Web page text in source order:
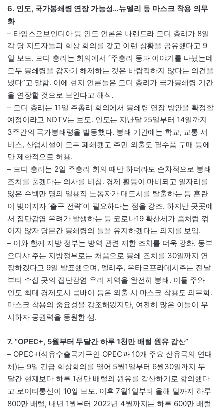
6. 인도, 국가봉쇄령 연장 가능성…뉴델리 등 마스크 착용 의무
화
– 타임스오브인디아 등 인도 언론은 나렌드라 모디 총리가 8일
각 당 지도자들과 화상 회의를 갖고 이런 상황을 공유했다고 9
일 보도. 모디 총리는 회의에서 “주총리 등과 이야기를 나눴는데
모두 봉쇄령을 갑자기 해제하는 것은 바람직하지 않다는 의견을
냈다”고 말함. 이에 현지 언론들은 모디 총리가 국가봉쇄령 기간
을 연장할 것으로 보인다고 해석.
– 모디 총리는 11일 주총리 회의에서 봉쇄령 연장 방안을 확정할
예정이라고 NDTV는 보도. 인도는 지난달 25일부터 14일까지
3주간의 국가봉쇄령을 발동했다. 봉쇄 기간에는 학교, 교통 서
비스, 산업시설이 모두 폐쇄됐고 주민 외출도 필수품 구매 등에
만 제한적으로 허용.
– 모디 총리는 2일 주총리 회의 때만 하더라도 순차적으로 봉쇄
조치를 풀겠다는 의사를 비침. 경제 활동이 마비되고 일자리를
잃은 수백만 명의 일용직 노동자가 대도시를 탈출하는 등 혼란
이 빚어지자 ‘출구 전략’이 필요하다는 점을 강조. 하지만 곳곳에
서 집단감염 우려가 발생하는 등 코로나19 확산세가 좀처럼 꺾
이지 않자 당분간 봉쇄령의 틀을 유지하겠다는 의지를 보임.
– 이와 함께 지방 정부는 방역 관련 제한 조치를 더욱 강화. 동부
오디샤 주는 지방정부로는 처음으로 봉쇄 조치를 30일까지 연
장하겠다고 9일 발표했으며, 델리주, 우타르프라데시주는 전날
부터 수십 곳의 집단감염 우려 지역을 완전히 봉쇄. 이들 주와
인도 최대 경제도시 뭄바이 등은 외출 시 마스크 착용도 의무화.
마스크 착용의 중요성을 강조해왔지만, 여전히 많은 이들이 무
시하자 공권력을 동원한 셈.
7. “OPEC+, 5월부터 두달간 하루 1천만 배럴 원유 감산”
– OPEC+(석유수출국기구인 OPEC과 10개 주요 산유국의 연대
체)는 9일 긴급 화상회의를 열어 5월1일부터 6월30일까지 두
달간 현재보다 하루 1천만 배럴의 원유를 감산하기로 합의했다
고 로이터통신이 10일 보도. 이후 7월1일부터 올해 말까지 하루
800만 배럴, 내년 1월부터 2022년 4월까지는 하루 600만 배럴